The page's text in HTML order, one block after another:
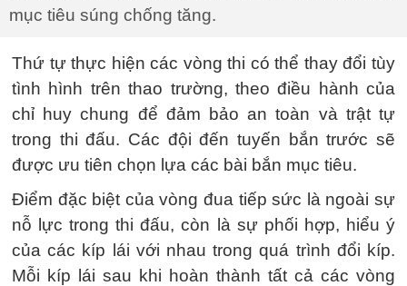
mục tiêu súng chống tăng.
Thứ tự thực hiện các vòng thi có thể thay đổi tùy
tình hình trên thao trường, theo điều hành của
chỉ huy chung để đảm bảo an toàn và trật tự
trong thi đấu. Các đội đến tuyến bắn trước sẽ
được ưu tiên chọn lựa các bài bắn mục tiêu.
Điểm đặc biệt của vòng đua tiếp sức là ngoài sự
nỗ lực trong thi đấu, còn là sự phối hợp, hiểu ý
của các kíp lái với nhau trong quá trình đổi kíp.
Mỗi kíp lái sau khi hoàn thành tất cả các vòng